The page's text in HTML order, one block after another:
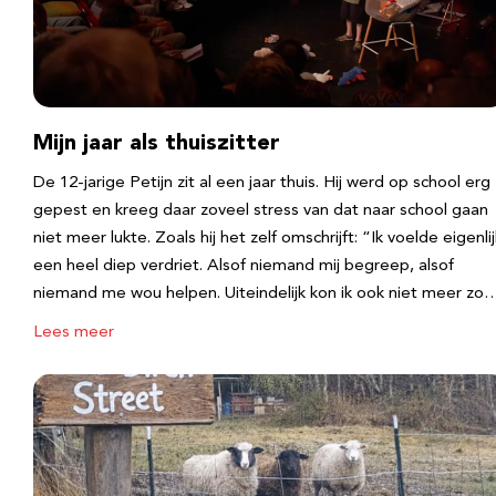
Mijn jaar als thuiszitter
De 12-jarige Petijn zit al een jaar thuis. Hij werd op school erg
gepest en kreeg daar zoveel stress van dat naar school gaan
niet meer lukte. Zoals hij het zelf omschrijft: “Ik voelde
een heel diep verdriet. Alsof niemand mij begreep, alsof
niemand me wou helpen. Uiteindelijk kon ik ook niet meer
Lees meer